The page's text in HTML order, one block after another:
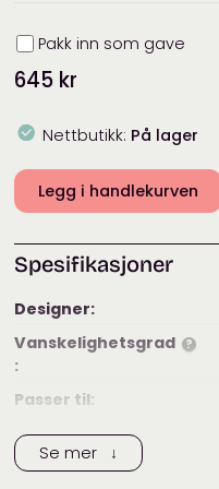
Innpakning
Pakk inn som gave
645 kr
Nettbutikk: På lager
Legg i handlekurven
Spesifikasjoner
Designer:
Vanskelighetsgrad ?
:
Passer til:
Merke:
Tags:
Se mer ↓